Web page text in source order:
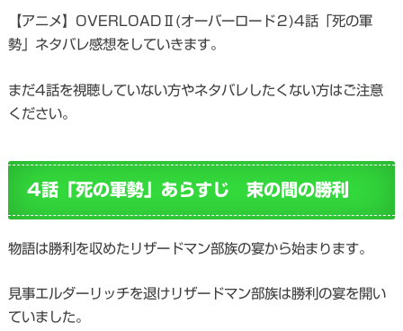
【アニメ】OVERLOADⅡ(オーバーロード２)4話「死の軍
勢」ネタバレ感想をしていきます。
まだ4話を視聴していない方やネタバレしたくない方はご注意
ください。
4話「死の軍勢」あらすじ 束の間の勝利
物語は勝利を収めたリザードマン部族の宴から始まります。
見事エルダーリッチを退けリザードマン部族は勝利の宴を開い
ていました。